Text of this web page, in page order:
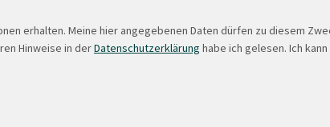
erhalten. Meine hier angegebenen Daten dürfen zu diesem
Hinweise in derDatenschutzerklärung habe ich gelesen. Ich